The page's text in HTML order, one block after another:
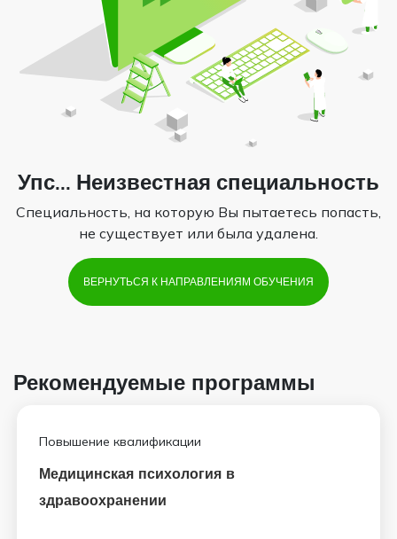
Упс... Неизвестная специальность
Специальность, на которую Вы пытаетесь попасть,
не существует или была удалена.
ВЕРНУТЬСЯ К НАПРАВЛЕНИЯМ ОБУЧЕНИЯ
Рекомендуемые программы
Повышение квалификации
Медицинская психология в
здравоохранении